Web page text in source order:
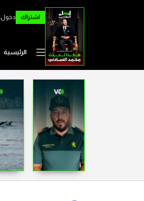
اشتراك دخول
الرئيسية